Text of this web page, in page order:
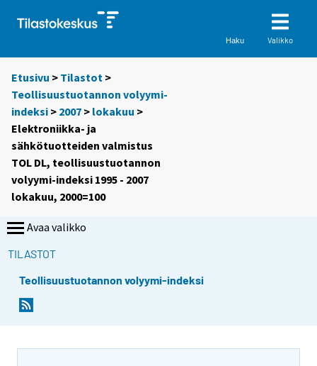
Haku Valikko
Etusivu > Tilastot >
Teollisuustuotannon volyymi-
indeksi > 2007 > lokakuu >
Elektroniikka- ja
sähkötuotteiden valmistus
TOL DL, teollisuustuotannon
volyymi-indeksi 1995 - 2007
lokakuu, 2000=100
Avaa valikko
TILASTOT
Teollisuustuotannon volyymi-indeksi